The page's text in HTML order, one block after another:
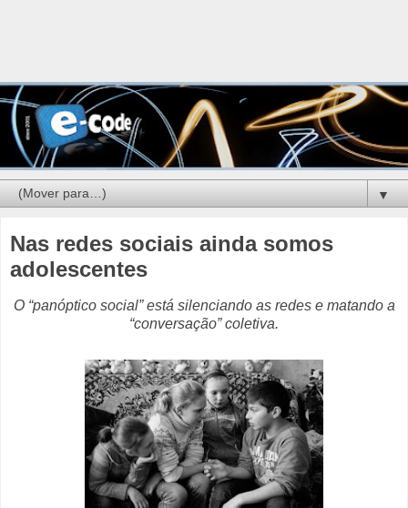
▼
Nas redes sociais ainda somos
adolescentes
O “panóptico social” está silenciando as redes e matando a
“conversação” coletiva.